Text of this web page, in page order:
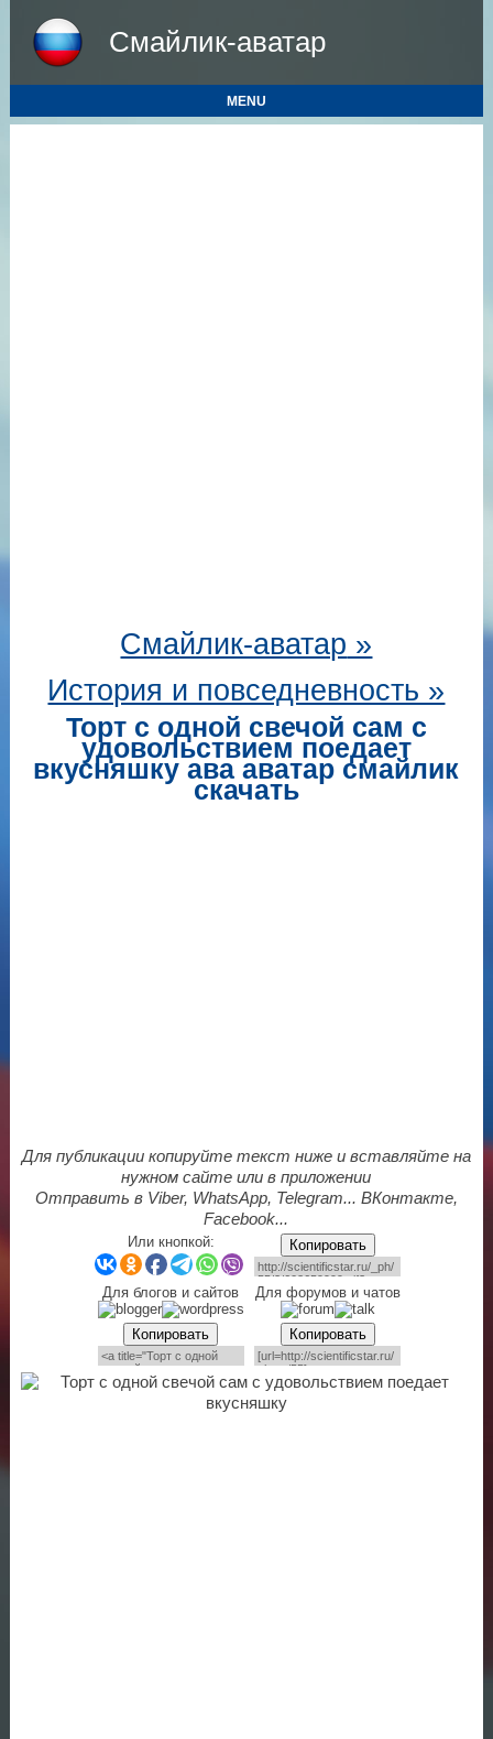
Смайлик-аватар
MENU
Смайлик-аватар »
История и повседневность »
Торт с одной свечой сам с
удовольствием поедает
вкусняшку ава аватар смайлик
скачать
Для публикации копируйте текст ниже и вставляйте на
нужном сайте или в приложении
Отправить в Viber, WhatsApp, Telegram... ВКонтакте,
Facebook...
Или кнопкой: Копировать
Для блогов и сайтов Для форумов и чатов
Копировать Копировать